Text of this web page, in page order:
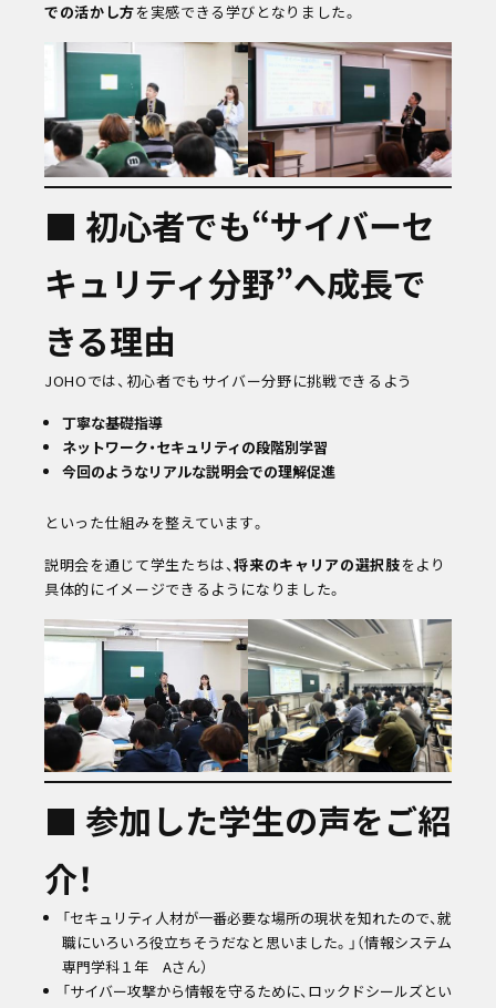
での活かし方を実感できる学びとなりました。
■ 初心者でも“サイバーセ
キュリティ分野”へ成長で
きる理由
JOHOでは、初心者でもサイバー分野に挑戦できるよう
丁寧な基礎指導
ネットワーク・セキュリティの段階別学習
今回のようなリアルな説明会での理解促進
といった仕組みを整えています。
説明会を通じて学生たちは、将来のキャリアの選択肢をより
具体的にイメージできるようになりました。
■ 参加した学生の声をご紹
介！
「セキュリティ人材が一番必要な場所の現状を知れたので、就
職にいろいろ役立ちそうだなと思いました。」（情報システム
専門学科１年 Aさん）
「サイバー攻撃から情報を守るために、ロックドシールズとい